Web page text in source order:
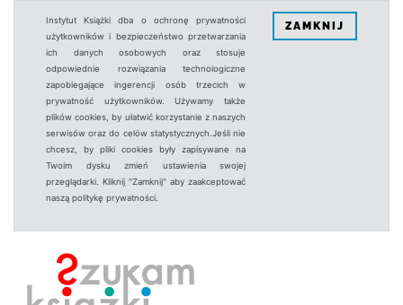
Instytut Książki dba o ochronę prywatności
użytkowników i bezpieczeństwo przetwarzania
ich danych osobowych oraz stosuje
odpowiednie rozwiązania technologiczne
zapobiegające ingerencji osób trzecich w
prywatność użytkowników. Używamy także
plików cookies, by ułatwić korzystanie z naszych
serwisów oraz do celów statystycznych.Jeśli nie
chcesz, by pliki cookies były zapisywane na
Twoim dysku zmień ustawienia swojej
przeglądarki. Kliknij "Zamknij" aby zaakceptować
naszą politykę prywatności.
ZAMKNIJ